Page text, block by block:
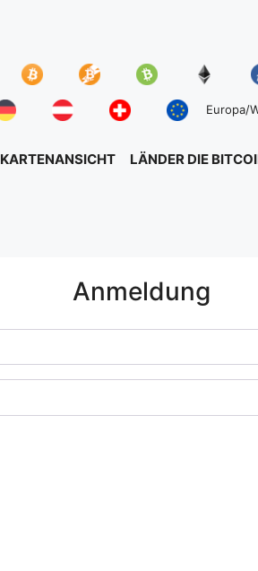
Europa/
KARTENANSICHT LÄNDER DIE
Anmeldung